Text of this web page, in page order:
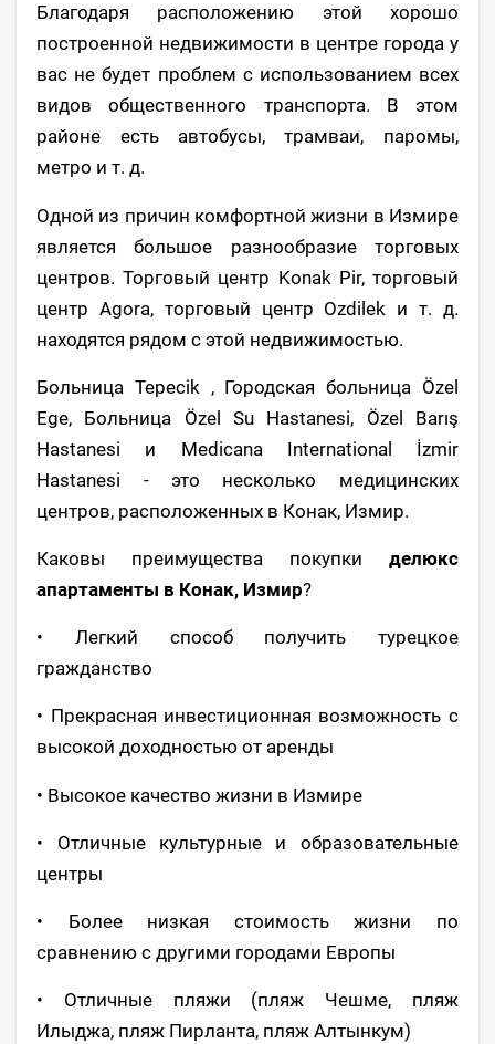
Благодаря расположению этой хорошо
построенной недвижимости в центре города у
вас не будет проблем с использованием всех
видов общественного транспорта. В этом
районе есть автобусы, трамваи, паромы,
метро и т. д.
Одной из причин комфортной жизни в Измире
является большое разнообразие торговых
центров. Торговый центр Konak Pir, торговый
центр Agora, торговый центр Ozdilek и т. д.
находятся рядом с этой недвижимостью.
Больница Tepecik , Городская больница Özel
Ege, Больница Özel Su Hastanesi, Özel Barış
Hastanesi и Medicana International İzmir
Hastanesi - это несколько медицинских
центров, расположенных в Конак, Измир.
Каковы преимущества покупки делюкс
апартаменты в Конак, Измир?
• Легкий способ получить турецкое
гражданство
• Прекрасная инвестиционная возможность с
высокой доходностью от аренды
• Высокое качество жизни в Измире
• Отличные культурные и образовательные
центры
• Более низкая стоимость жизни по
сравнению с другими городами Европы
• Отличные пляжи (пляж Чешме, пляж
Илыджа, пляж Пирланта, пляж Алтынкум)